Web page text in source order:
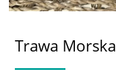
Trawa Morska